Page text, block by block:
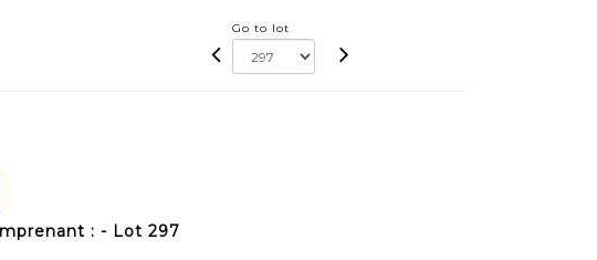
Go to lot
: - Lot 297